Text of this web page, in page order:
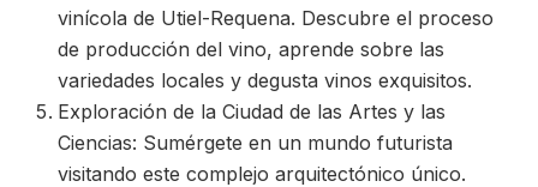
vinícola de Utiel-Requena. Descubre el proceso
de producción del vino, aprende sobre las
variedades locales y degusta vinos exquisitos.
Exploración de la Ciudad de las Artes y las
Ciencias: Sumérgete en un mundo futurista
visitando este complejo arquitectónico único.